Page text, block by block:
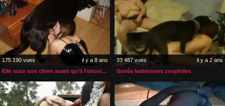
175 190 vues
il y a 8 ans
Elle suce son chien avant qu’il l’encule en levrette
33 487 vues
il y a 2 ans
Soirée lesbiennes zoophiles